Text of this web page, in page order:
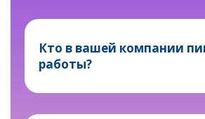
Кто в вашей компании
работы?